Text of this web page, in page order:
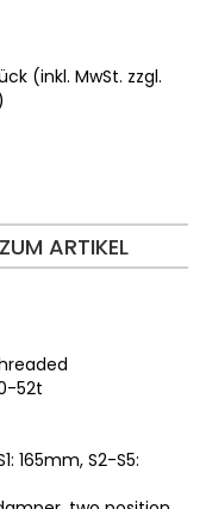
(inkl. MwSt. zzgl.
ARTIKEL
52t
165mm, S2-S5: